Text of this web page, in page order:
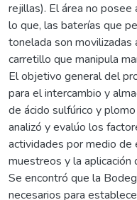
rejillas). El área no posee
lo que, las baterías que
tonelada son
carretillo que manipula
El objetivo general del
para el intercambio y
de ácido sulfúrico y
analizó y evalúo los
actividades por medio de
muestreos y la
Se encontró que la
necesarios para